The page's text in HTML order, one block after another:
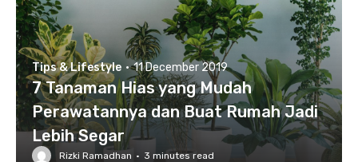
Tips & Lifestyle · 11 December 2019
7 Tanaman Hias yang Mudah
Perawatannya dan Buat Rumah Jadi
Lebih Segar
Rizki Ramadhan · 3 minutes read